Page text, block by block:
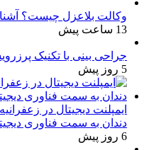
وکالت بلاعزل چیست؟
13 ساعت پیش
جراحی بینی با تکنیک
5 روز پیش
ایمپلنت دیجیتال در
دندان به سمت فناوری
6 روز پیش